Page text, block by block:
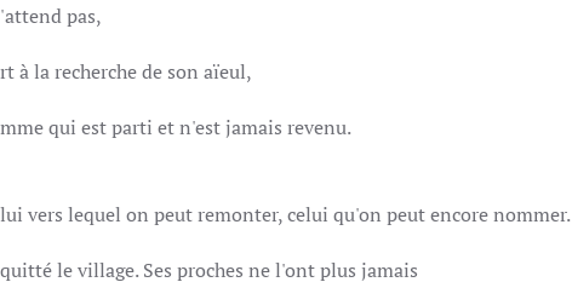
pas,
à la recherche de son aïeul,
à l'homme qui est parti et n'est jamais revenu.
vers lequel on peut remonter, celui qu'on peut encore nommer.
le village. Ses proches ne l'ont plus jamais